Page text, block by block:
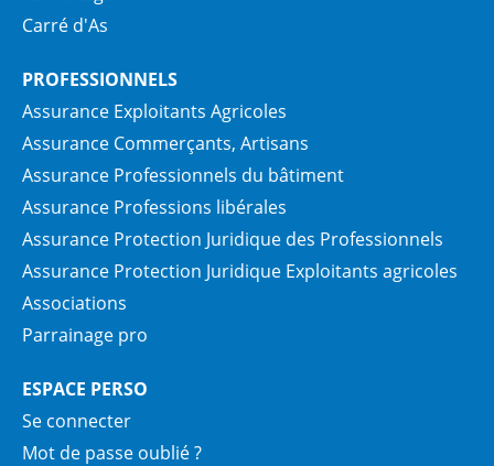
Carré d'As
PROFESSIONNELS
Assurance Exploitants Agricoles
Assurance Commerçants, Artisans
Assurance Professionnels du bâtiment
Assurance Professions libérales
Assurance Protection Juridique des Professionnels
Assurance Protection Juridique Exploitants agricoles
Associations
Parrainage pro
ESPACE PERSO
Se connecter
Mot de passe oublié ?